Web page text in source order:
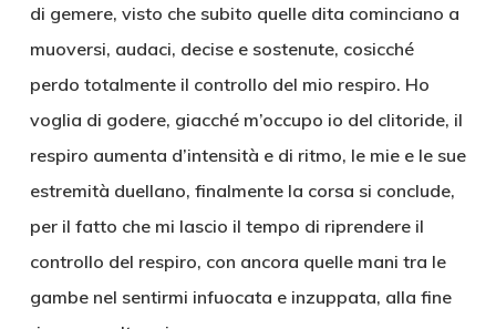
di gemere, visto che subito quelle dita cominciano a
muoversi, audaci, decise e sostenute, cosicché
perdo totalmente il controllo del mio respiro. Ho
voglia di godere, giacché m’occupo io del clitoride, il
respiro aumenta d’intensità e di ritmo, le mie e le sue
estremità duellano, finalmente la corsa si conclude,
per il fatto che mi lascio il tempo di riprendere il
controllo del respiro, con ancora quelle mani tra le
gambe nel sentirmi infuocata e inzuppata, alla fine